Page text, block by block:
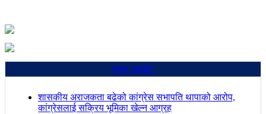
ताजा अपडेट
शासकीय अराजकता बढेको कांग्रेस सभापति थापाको आरोप,
कांग्रेसलाई सक्रिय भूमिका खेल्न आग्रह